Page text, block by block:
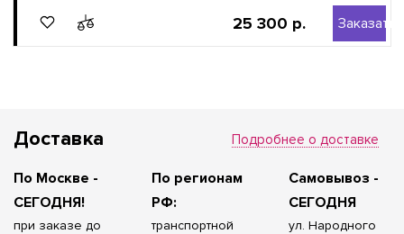
25 300 р. Заказать
Доставка
По Москве -
СЕГОДНЯ!
при заказе до
По регионам
РФ:
транспортной
Самовывоз -
СЕГОДНЯ
ул. Народного
Подробнее о доставке